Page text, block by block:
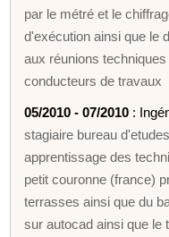
par le métré et le
d'exécution ainsi que le
aux réunions
conducteurs de travaux
05/2010 - 07/2010 :
stagiaire bureau
apprentissage des
petit couronne (france)
terrasses ainsi que du
sur autocad ainsi que le